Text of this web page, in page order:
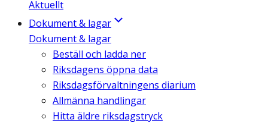
Aktuellt
Dokument & lagar
Dokument & lagar
Beställ och ladda ner
Riksdagens öppna data
Riksdagsförvaltningens diarium
Allmänna handlingar
Hitta äldre riksdagstryck